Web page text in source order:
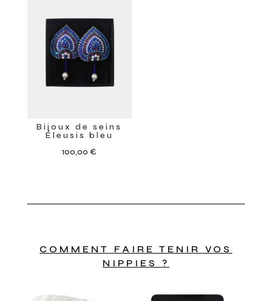
Bijoux de seins
Éleusis bleu
100,00€
COMMENT FAIRE TENIR VOS
NIPPIES ?